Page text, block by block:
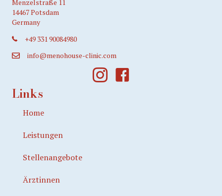
Menzelstraße 11
14467 Potsdam
Germany
+49 331 90084980
info@menohouse-clinic.com
Links
Home
Leistungen
Stellenangebote
Ärztinnen